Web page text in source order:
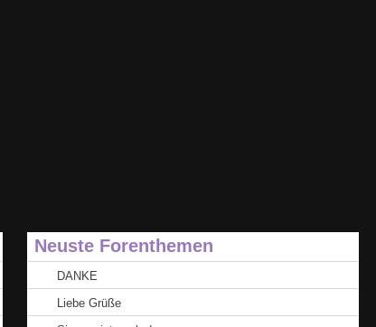
Neuste Forenthemen
DANKE
Liebe Grüße